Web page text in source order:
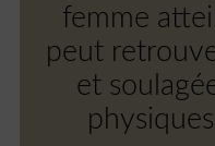
femme
peut
et